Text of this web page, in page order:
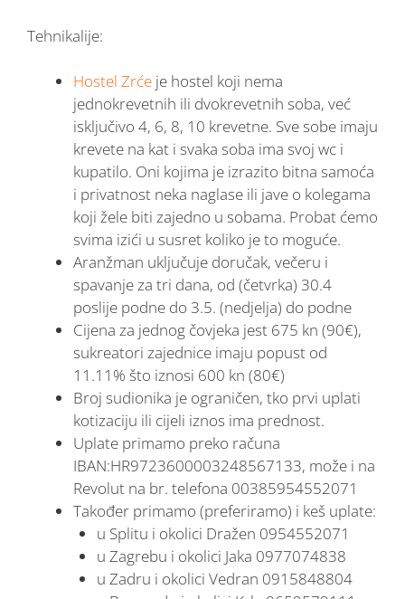
Tehnikalije:
Hostel Zrće je hostel koji nema
jednokrevetnih ili dvokrevetnih soba, već
isključivo 4, 6, 8, 10 krevetne. Sve sobe imaju
krevete na kat i svaka soba ima svoj wc i
kupatilo. Oni kojima je izrazito bitna samoća
i privatnost neka naglase ili jave o kolegama
koji žele biti zajedno u sobama. Probat ćemo
svima izići u susret koliko je to moguće.
Aranžman uključuje doručak, večeru i
spavanje za tri dana, od (četvrka) 30.4
poslije podne do 3.5. (nedjelja) do podne
Cijena za jednog čovjeka jest 675 kn (90€),
sukreatori zajednice imaju popust od
11.11% što iznosi 600 kn (80€)
Broj sudionika je ograničen, tko prvi uplati
kotizaciju ili cijeli iznos ima prednost.
Uplate primamo preko računa
IBAN:HR9723600003248567133, može i na
Revolut na br. telefona 00385954552071
Također primamo (preferiramo) i keš uplate:
u Splitu i okolici Dražen 0954552071
u Zagrebu i okolici Jaka 0977074838
u Zadru i okolici Vedran 0915848804